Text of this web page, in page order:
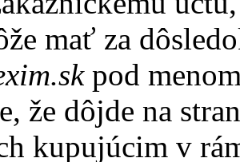
mať za
pod
že dôjde na
kupujúcim v